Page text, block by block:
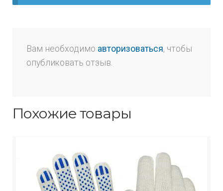
Вам необходимо авторизоваться, чтобы
опубликовать отзыв.
Похожие товары